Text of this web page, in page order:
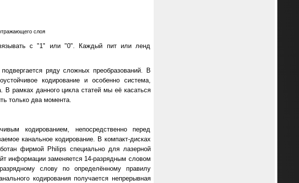
слоя
с "1" или "0". Каждый пит или ленд
ряду сложных преобразований. В
кодирование и особенно система,
В рамках данного цикла статей мы её касаться
только два момента.
кодированием, непосредственно перед
канальное кодирование. В компакт-дисках
фирмой Philips специально для лазерной
информации заменяется 14-разрядным словом
слову по определённому правилу
кодирования получается непрерывная